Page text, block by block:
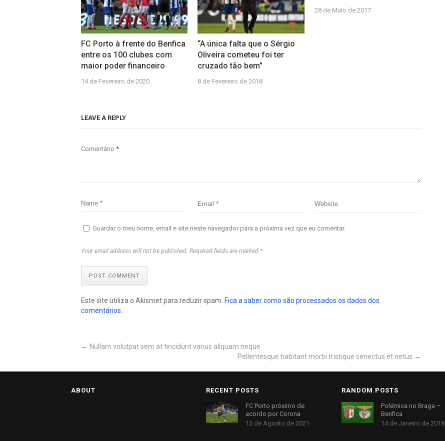
FC Porto à frente do Benfica
entre os 100 clubes com
maior poder financeiro
14 de Fevereiro de 2020
“A única falta que o Sérgio
Oliveira cometeu foi ter
cruzado tão bem”
8 de Fevereiro de 2018
28 de Maio de 2017
LEAVE A REPLY
Comentário *
Guardar o meu nome, email e site neste navegador para a próxima vez que eu comentar.
Your email address will not be published. Required fields are marked *
POST COMMENT
Este site utiliza o Akismet para reduzir spam. Fica a saber como são processados os dados dos
comentários
← Nullam volutpat sem at tincidunt varius aliquam neque
Pellentesque habitant morbi tristique senectus et netus →
ABOUT RECENT POSTS
FC Porto próximo de
acordo por Corona
12 de Agosto de 2021
RANDOM POSTS
Polémica no Braga –
Benfica
14 de Janeiro de 2018